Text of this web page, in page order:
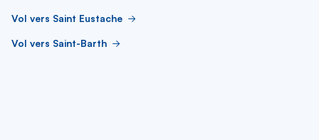
Vol vers Saint Eustache
Vol vers Saint-Barth